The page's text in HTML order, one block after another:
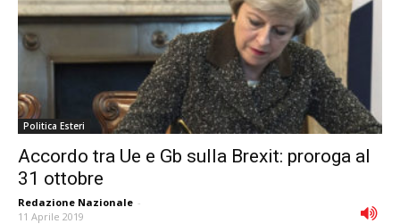
Politica Esteri
Accordo tra Ue e Gb sulla Brexit: proroga al
31 ottobre
Redazione Nazionale -
11 Aprile 2019